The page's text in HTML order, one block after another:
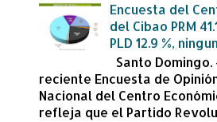
Encuesta del
del Cibao PRM
PLD 12.9 %,
Santo Domingo.
reciente Encuesta de
Nacional del Centro
refleja que el Partido